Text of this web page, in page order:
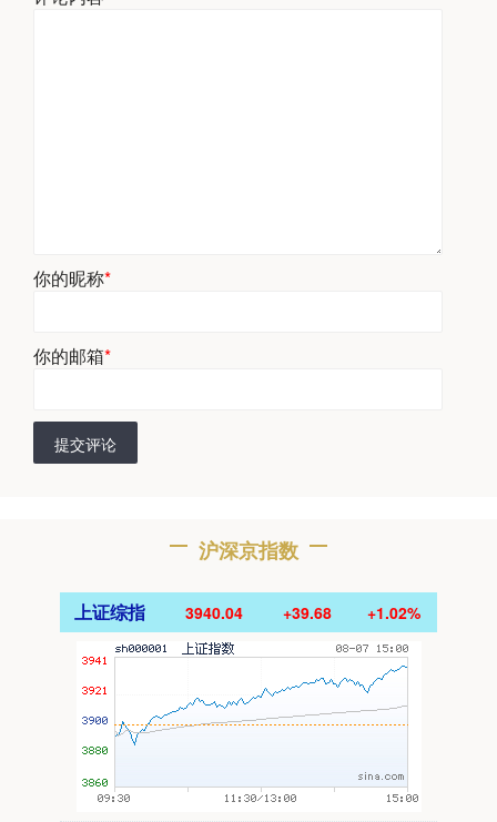
你的昵称*
你的邮箱*
提交评论
沪深京指数
上证综指 3940.04 +39.68 +1.02%